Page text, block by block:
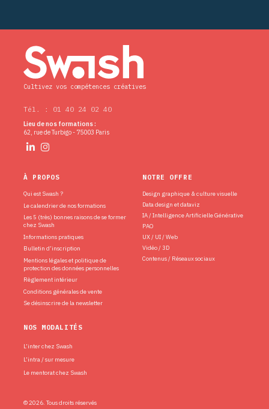
Cultivez vos compétences créatives
Tél. : 01 40 24 02 40
Lieu de nos formations :
62, rue de Turbigo - 75003 Paris
À PROPOS
Qui est Swash ?
Le calendrier de nos formations
Les 5 (très) bonnes raisons de se former
chez Swash
Informations pratiques
Bulletin d’inscription
Mentions légales et politique de
protection des données personnelles
Règlement intérieur
Conditions générales de vente
Se désinscrire de la newsletter
NOTRE OFFRE
Design graphique & culture visuelle
Data design et dataviz
IA / Intelligence Artificielle Générative
PAO
UX / UI / Web
Vidéo / 3D
Contenus / Réseaux sociaux
NOS MODALITÉS
L’inter chez Swash
L’intra / sur mesure
Le mentorat chez Swash
© 2026. Tous droits réservés